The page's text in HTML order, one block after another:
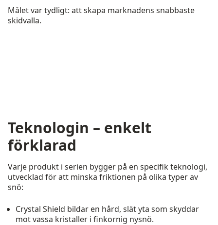
Målet var tydligt: att skapa marknadens snabbaste
skidvalla.
Teknologin – enkelt
förklarad
Varje produkt i serien bygger på en specifik teknologi,
utvecklad för att minska friktionen på olika typer av
snö:
Crystal Shield bildar en hård, slät yta som skyddar
mot vassa kristaller i finkornig nysnö.